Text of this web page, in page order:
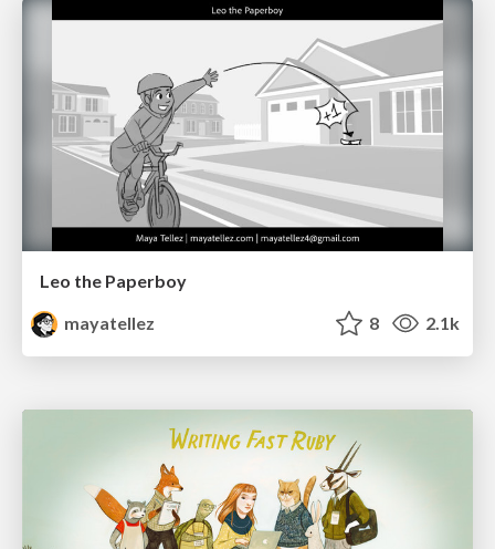
Leo the Paperboy
mayatellez
8 2.1k